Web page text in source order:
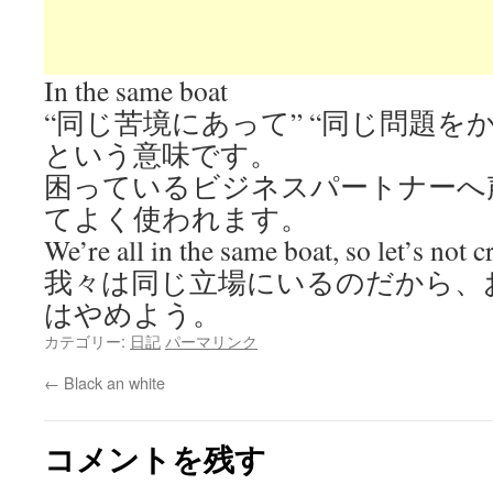
In the same boat
“同じ苦境にあって” “同じ問題を
という意味です。
困っているビジネスパートナー
てよく使われます。
We’re all in the same boat, so let’s not
我々は同じ立場にいるのだから
はやめよう。
カテゴリー: 日記 パーマリンク
← Black an white
コメントを残す